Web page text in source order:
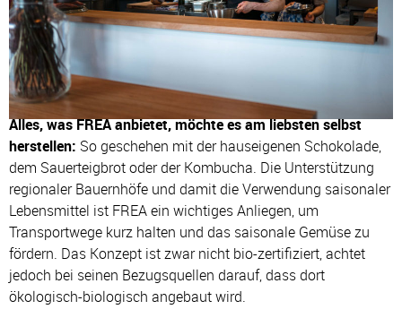
Alles, was FREA anbietet, möchte es am liebsten selbst
herstellen: So geschehen mit der hauseigenen Schokolade,
dem Sauerteigbrot oder der Kombucha. Die Unterstützung
regionaler Bauernhöfe und damit die Verwendung saisonaler
Lebensmittel ist FREA ein wichtiges Anliegen, um
Transportwege kurz halten und das saisonale Gemüse zu
fördern. Das Konzept ist zwar nicht bio-zertifiziert, achtet
jedoch bei seinen Bezugsquellen darauf, dass dort
ökologisch-biologisch angebaut wird.